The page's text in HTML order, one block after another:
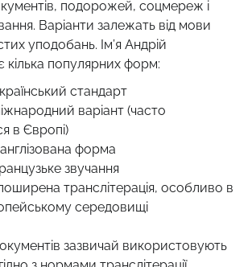
подорожей, соцмереж і
Варіанти залежать від мови
уподобань. Ім’я Андрій
кілька популярних форм:
стандарт
варіант (часто
в Європі)
форма
звучання
транслітерація, особливо в
середовищі
зазвичай використовують